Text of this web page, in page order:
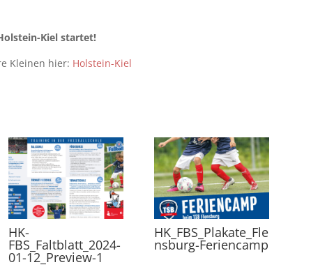
Kiel startet!
Kleinen hier: Holstein-Kiel
HK-
FBS_Faltblatt_2024-
01-12_Preview-1
HK_FBS_Plakate_Fle
nsburg-Feriencamp